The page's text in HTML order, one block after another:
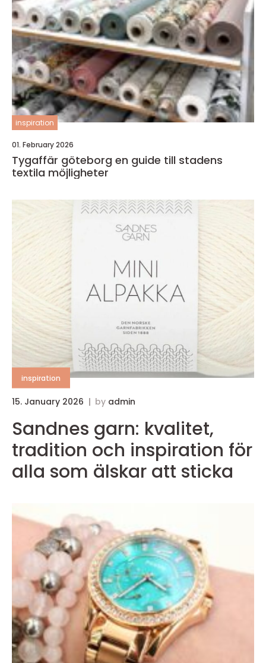
inspiration
01. February 2026
Tygaffär göteborg en guide till stadens
textila möjligheter
inspiration
15. January 2026 by admin
Sandnes garn: kvalitet,
tradition och inspiration för
alla som älskar att sticka